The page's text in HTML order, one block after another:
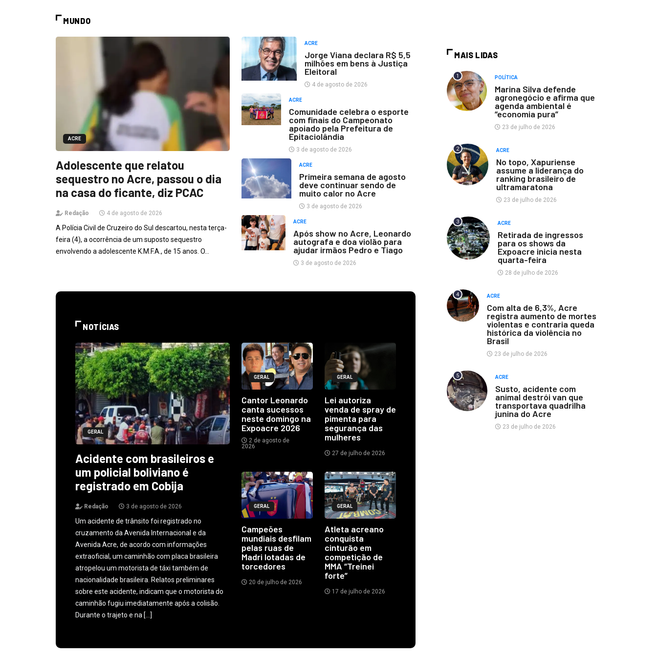
MUNDO
ACRE
Adolescente que relatou
sequestro no Acre, passou o dia
na casa do ficante, diz PCAC
Redação 4 de agosto de 2026
A Polícia Civil de Cruzeiro do Sul descartou, nesta terça-
feira (4), a ocorrência de um suposto sequestro
envolvendo a adolescente K.M.F.A., de 15 anos. O…
ACRE
Jorge Viana declara R$ 5,5
milhões em bens à Justiça
Eleitoral
4 de agosto de 2026
ACRE
Comunidade celebra o esporte
com finais do Campeonato
apoiado pela Prefeitura de
Epitaciolândia
3 de agosto de 2026
ACRE
Primeira semana de agosto
deve continuar sendo de
muito calor no Acre
3 de agosto de 2026
ACRE
Após show no Acre, Leonardo
autografa e doa violão para
ajudar irmãos Pedro e Tiago
3 de agosto de 2026
NOTÍCIAS
GERAL
Acidente com brasileiros e
um policial boliviano é
registrado em Cobija
Redação 3 de agosto de 2026
Um acidente de trânsito foi registrado no
cruzamento da Avenida Internacional e da
Avenida Acre, de acordo com informações
extraoficial, um caminhão com placa brasileira
atropelou um motorista de táxi também de
nacionalidade brasileira. Relatos preliminares
sobre este acidente, indicam que o motorista do
caminhão fugiu imediatamente após a colisão.
Durante o trajeto e na […]
GERAL
Cantor Leonardo
canta sucessos
neste domingo na
Expoacre 2026
2 de agosto de
2026
GERAL
Lei autoriza
venda de spray de
pimenta para
segurança das
mulheres
27 de julho de 2026
GERAL
Campeões
mundiais desfilam
pelas ruas de
Madri lotadas de
torcedores
20 de julho de 2026
GERAL
Atleta acreano
conquista
cinturão em
competição de
MMA “Treinei
forte”
17 de julho de 2026
MAIS LIDAS
1 POLÍTICA
Marina Silva defende
agronegócio e afirma que
agenda ambiental é
“economia pura”
23 de julho de 2026
2 ACRE
No topo, Xapuriense
assume a liderança do
ranking brasileiro de
ultramaratona
23 de julho de 2026
3 ACRE
Retirada de ingressos
para os shows da
Expoacre inicia nesta
quarta-feira
28 de julho de 2026
4 ACRE
Com alta de 6,3%, Acre
registra aumento de mortes
violentas e contraria queda
histórica da violência no
Brasil
23 de julho de 2026
5 ACRE
Susto, acidente com
animal destrói van que
transportava quadrilha
junina do Acre
23 de julho de 2026